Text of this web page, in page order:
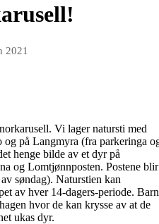
2021
Vi lager natursti med
på Langmyra (fra parkeringa
henge bilde av et dyr på
og Lomtjønnposten. Postene blir
søndag). Naturstien kan
av hver 14-dagers-periode.
hvor de kan krysse av at de
ukas dyr.